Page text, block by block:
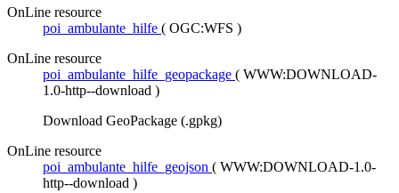
OnLine resource
poi_ambulante_hilfe ( OGC:WFS )
OnLine resource
poi_ambulante_hilfe_geopackage ( WWW:DOWNLOAD-
1.0-http--download )
Download GeoPackage (.gpkg)
OnLine resource
poi_ambulante_hilfe_geojson ( WWW:DOWNLOAD-1.0-
http--download )